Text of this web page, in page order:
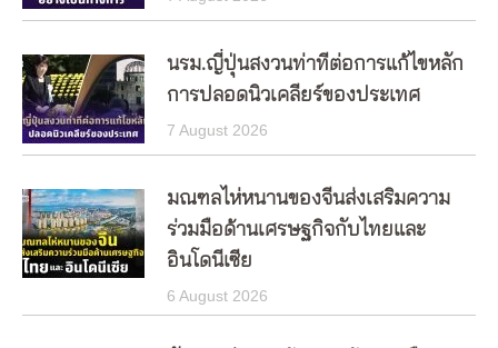
นรม.ญี่ปุ่นสงวนท่าทีต่อการแก้ไขหลัก
การปลอดนิวเคลียร์ของประเทศ
7 August 2026
มณฑลไห่หนานของจีนส่งเสริมความ
ร่วมมือด้านเศรษฐกิจกับไทยและ
อินโดนีเซีย
6 August 2026